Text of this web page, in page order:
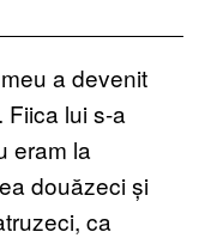
a devenit
Fiica lui s-a
eram la
douăzeci și
ca